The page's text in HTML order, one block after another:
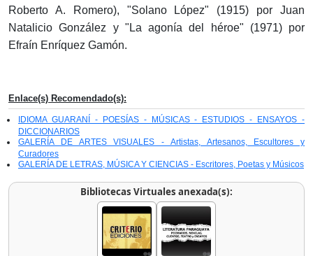
Roberto A. Romero), "Solano López" (1915) por Juan
Natalicio González y "La agonía del héroe" (1971) por
Efraín Enríquez Gamón.
Enlace(s) Recomendado(s):
IDIOMA GUARANÍ - POESÍAS - MÚSICAS - ESTUDIOS - ENSAYOS -
DICCIONARIOS
GALERÍA DE ARTES VISUALES - Artistas, Artesanos, Escultores y
Curadores
GALERÍA DE LETRAS, MÚSICA Y CIENCIAS - Escritores, Poetas y Músicos
Bibliotecas Virtuales anexada(s):